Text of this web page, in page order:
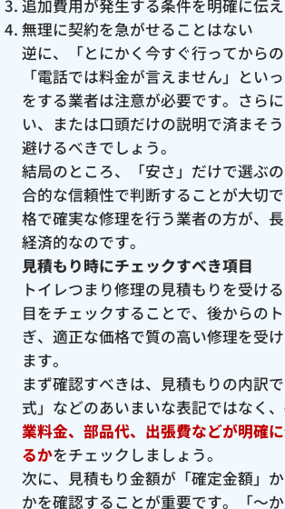
追加費用が発生する条件を明確に伝
無理に契約を急がせることはない
逆に、「とにかく今すぐ行ってからの
「電話では料金が言えません」とい
をする業者は注意が必要です。さら
い、または口頭だけの説明で済まそ
避けるべきでしょう。
結局のところ、「安さ」だけで選ぶ
合的な信頼性で判断することが大切
格で確実な修理を行う業者の方が、
経済的なのです。
見積もり時にチェックすべき項目
トイレつまり修理の見積もりを受け
目をチェックすることで、後からの
ぎ、適正な価格で質の高い修理を受
ます。
まず確認すべきは、見積もりの内訳
式」などのあいまいな表記ではなく、
業料金、部品代、出張費などが明確
るかをチェックしましょう。
次に、見積もり金額が「確定金額」か
かを確認することが重要です。「〜